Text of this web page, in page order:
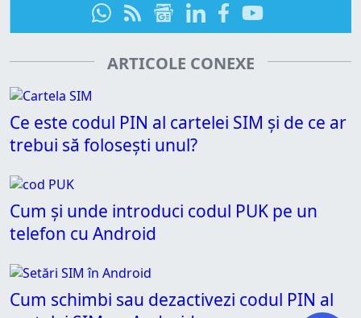
ARTICOLE CONEXE
Ce este codul PIN al cartelei SIM și de ce ar
trebui să folosești unul?
Cum și unde introduci codul PUK pe un
telefon cu Android
Cum schimbi sau dezactivezi codul PIN al